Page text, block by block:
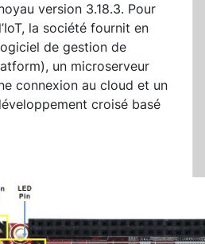
version 3.18.3. Pour
la société fournit en
de gestion de
un microserveur
connexion au cloud et un
croisé basé